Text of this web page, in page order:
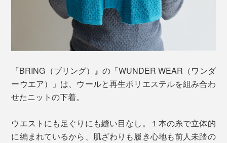
『BRING（ブリング）』の「WUNDER WEAR（ワンダ
ーウエア）」は、ウールと再生ポリエステルを組み合わ
せたニットの下着。
ウエストにも足ぐりにも縫い目なし。１本の糸で立体的
に編まれているから、肌ざわりも履き心地も前人未踏の